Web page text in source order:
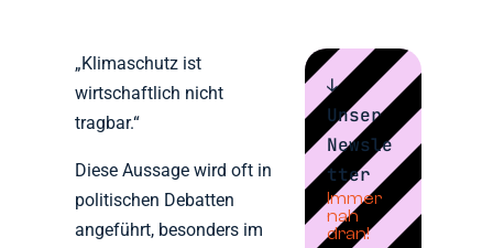
„Klimaschutz ist
wirtschaftlich nicht
tragbar.“
Diese Aussage wird oft in
politischen Debatten
angeführt, besonders im
↓
Unser
Newsle
tter
Immer
nah
dran!